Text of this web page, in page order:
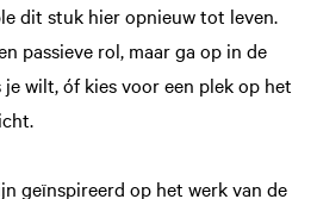
dit stuk hier opnieuw tot leven.
passieve rol, maar ga op in de
wilt, óf kies voor een plek op het
geïnspireerd op het werk van de